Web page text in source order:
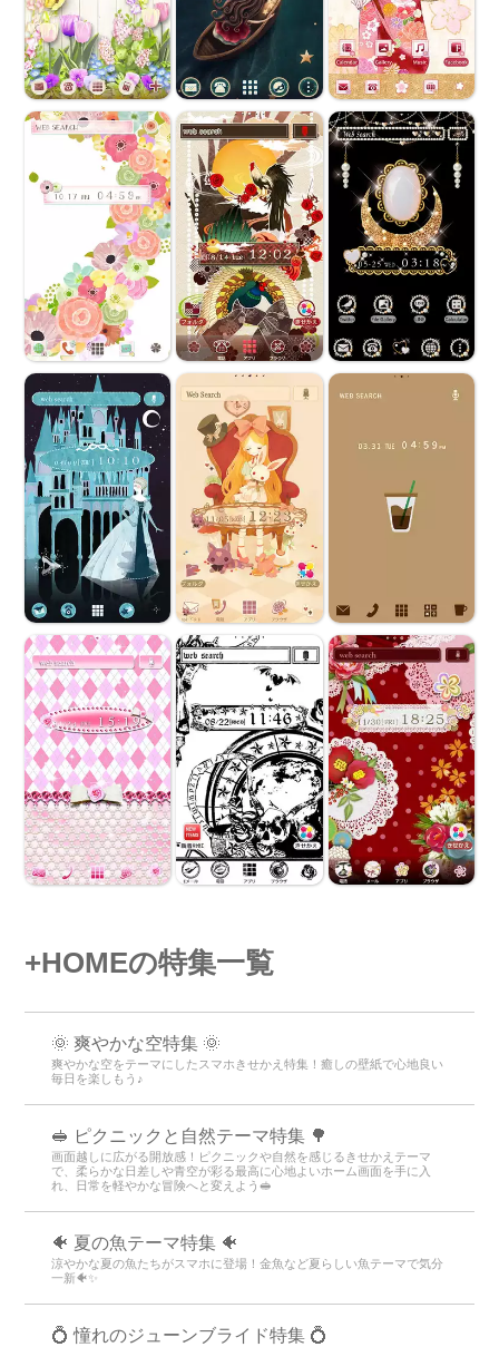
+HOMEの特集一覧
🌞 爽やかな空特集 🌞
爽やかな空をテーマにしたスマホきせかえ特集！癒しの壁紙で心地良い
毎日を楽しもう♪
🥪 ピクニックと自然テーマ特集 🌳
画面越しに広がる開放感！ピクニックや自然を感じるきせかえテーマ
で、柔らかな日差しや青空が彩る最高に心地よいホーム画面を手に入
れ、日常を軽やかな冒険へと変えよう🥪
🐠 夏の魚テーマ特集 🐠
涼やかな夏の魚たちがスマホに登場！金魚など夏らしい魚テーマで気分
一新🐠✨
💍 憧れのジューンブライド特集 💍